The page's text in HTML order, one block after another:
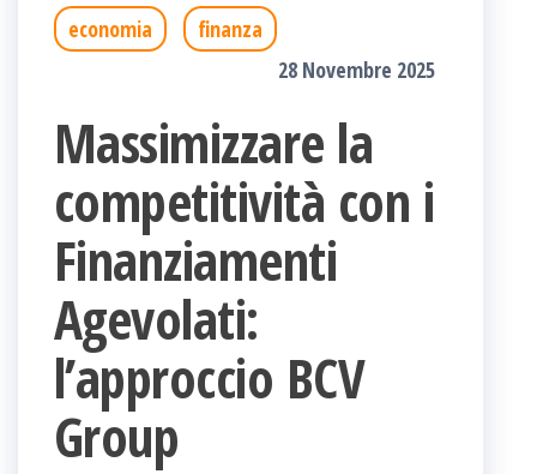
economia
finanza
28 Novembre 2025
Massimizzare la
competitività con i
Finanziamenti
Agevolati:
l’approccio BCV
Group